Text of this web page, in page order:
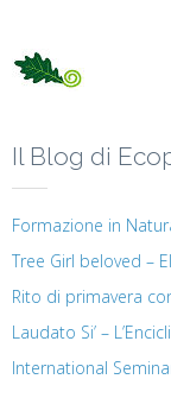
Il Blog di
Formazione in
Tree Girl beloved –
Rito di primavera
Laudato Si’ –
International